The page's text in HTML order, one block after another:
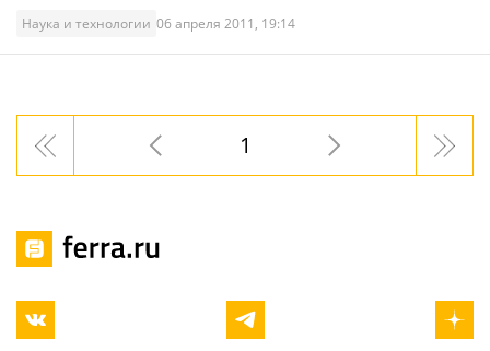
Наука и технологии 06 апреля 2011, 19:14
1